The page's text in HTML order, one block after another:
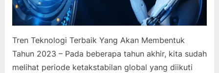
Tren Teknologi Terbaik Yang Akan Membentuk
Tahun 2023 – Pada beberapa tahun akhir, kita sudah
melihat periode ketakstabilan global yang diikuti